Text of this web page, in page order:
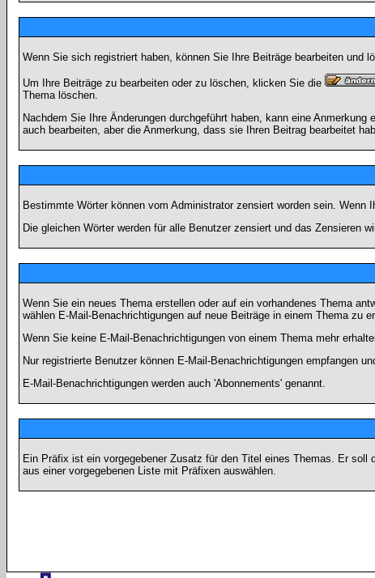
Wenn Sie sich registriert haben, können Sie Ihre Beiträge bearbeiten und
Um Ihre Beiträge zu bearbeiten oder zu löschen, klicken Sie die
Thema löschen.
Nachdem Sie Ihre Änderungen durchgeführt haben, kann eine
auch bearbeiten, aber die Anmerkung, dass sie Ihren Beitrag bearbeitet
Bestimmte Wörter können vom Administrator zensiert worden sein.
Die gleichen Wörter werden für alle Benutzer zensiert und das Zensieren
Wenn Sie ein neues Thema erstellen oder auf ein vorhandenes Thema
wählen E-Mail-Benachrichtigungen auf neue Beiträge in einem Thema zu
Wenn Sie keine E-Mail-Benachrichtigungen von einem Thema mehr
Nur registrierte Benutzer können E-Mail-Benachrichtigungen empfangen
E-Mail-Benachrichtigungen werden auch 'Abonnements' genannt.
Ein Präfix ist ein vorgegebener Zusatz für den Titel eines Themas. Er
aus einer vorgegebenen Liste mit Präfixen auswählen.